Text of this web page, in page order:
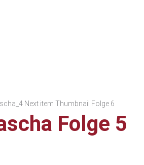
Next item Thumbnail Folge 6
Folge 5